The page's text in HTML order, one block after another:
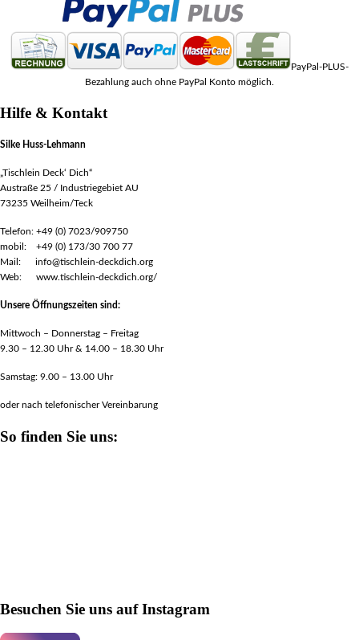
PayPal-PLUS-
Bezahlung auch ohne PayPal Konto möglich.
Hilfe & Kontakt
Silke Huss-Lehmann
„Tischlein Deck‘ Dich“
Austraße 25 / Industriegebiet AU
73235 Weilheim/Teck
Telefon: +49 (0) 7023/909750
mobil: +49 (0) 173/30 700 77
Mail: info@tischlein-deckdich.org
Web: www.tischlein-deckdich.org/
Unsere Öffnungszeiten sind:
Mittwoch – Donnerstag – Freitag
9.30 – 12.30 Uhr & 14.00 – 18.30 Uhr
Samstag: 9.00 – 13.00 Uhr
oder nach telefonischer Vereinbarung
So finden Sie uns:
Besuchen Sie uns auf Instagram